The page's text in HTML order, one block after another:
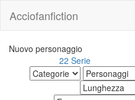
Acciofanfiction
Nuovo personaggio
22 Serie